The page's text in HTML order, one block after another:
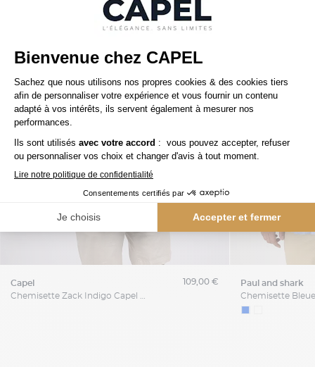
capel
Chemisette Zack Indigo Capel Grande Taille
109,00 € paul and shark